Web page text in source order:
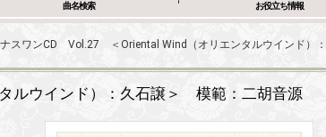
曲名検索 お役立ち情報
ナスワンCD Vol.27 ＜Oriental Wind（オリエンタルウインド
ルウインド）：久石譲＞ 模範：二胡音源